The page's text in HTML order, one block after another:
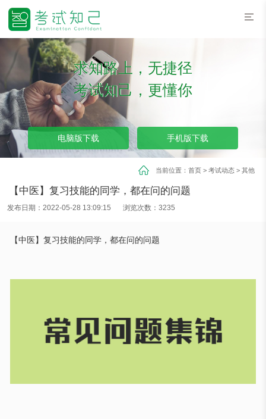
求知路上，无捷径
考试知己，更懂你
电脑版下载 手机版下载
当前位置： 首页> 考试动态> 其他
【中医】复习技能的同学，都在问的问题
发布日期：2022-05-28 13:09:15 浏览次数：3235
【中医】复习技能的同学，都在问的问题